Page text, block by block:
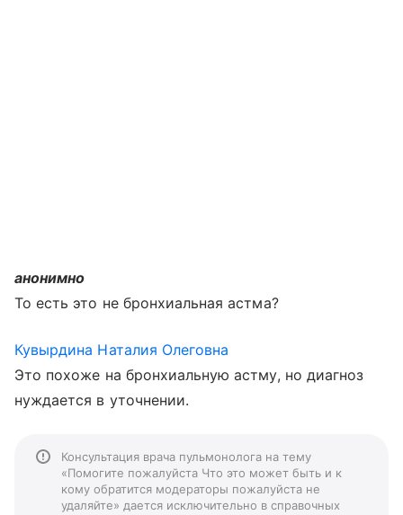
анонимно
То есть это не бронхиальная астма?
Кувырдина Наталия Олеговна
Это похоже на бронхиальную астму, но диагноз
нуждается в уточнении.
Консультация врача пульмонолога на тему
«Помогите пожалуйста Что это может быть и к
кому обратится модераторы пожалуйста не
удаляйте» дается исключительно в справочных